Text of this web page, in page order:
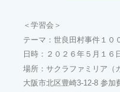
＜学習会＞
テーマ：世良田村事件１０
日時：２０２６年５月１６
場所：サクラファミリア
大阪市北区豊崎3-12-8 参加